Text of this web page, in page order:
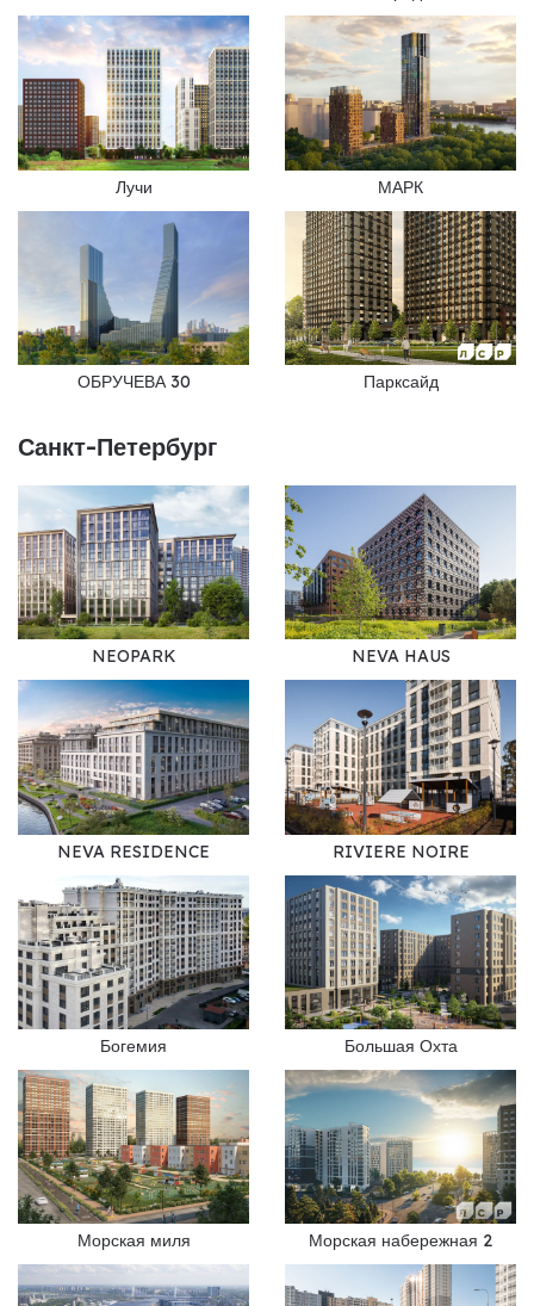
Лучи МАРК
ОБРУЧЕВА 30 Парксайд
Санкт-Петербург
NEOPARK NEVA HAUS
NEVA RESIDENCE RIVIERE NOIRE
Богемия Большая Охта
Морская миля Морская набережная 2